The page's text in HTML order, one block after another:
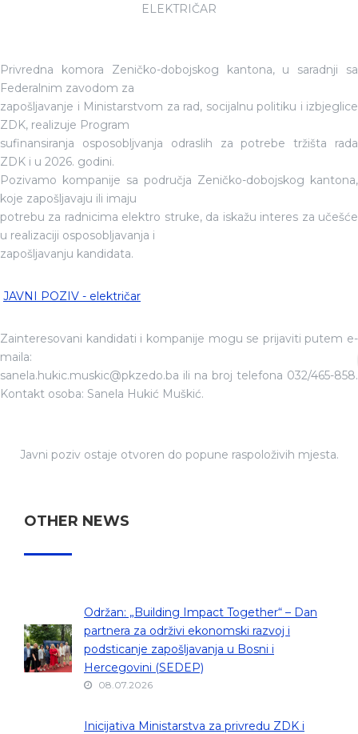
ELEKTRIČAR
Privredna komora Zeničko-dobojskog kantona, u saradnji sa
Federalnim zavodom za
zapošljavanje i Ministarstvom za rad, socijalnu politiku i izbjeglice
ZDK, realizuje Program
sufinansiranja osposobljvanja odraslih za potrebe tržišta rada
ZDK i u 2026. godini.
Pozivamo kompanije sa područja Zeničko-dobojskog kantona,
koje zapošljavaju ili imaju
potrebu za radnicima elektro struke, da iskažu interes za učešće
u realizaciji osposobljavanja i
zapošljavanju kandidata.
JAVNI POZIV - električar
Zainteresovani kandidati i kompanije mogu se prijaviti putem e-
maila:
sanela.hukic.muskic@pkzedo.ba ili na broj telefona 032/465-858.
Kontakt osoba: Sanela Hukić Muškić.
Javni poziv ostaje otvoren do popune raspoloživih mjesta.
OTHER NEWS
Održan: „Building Impact Together“ – Dan
partnera za održivi ekonomski razvoj i
podsticanje zapošljavanja u Bosni i
Hercegovini (SEDEP)
08.07.2026
Inicijativa Ministarstva za privredu ZDK i